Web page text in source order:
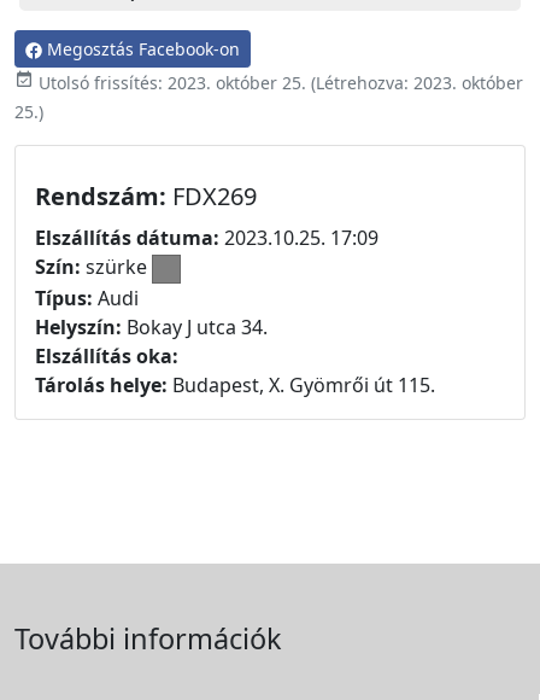
Megosztás Facebook-on
event_available Utolsó frissítés: 2023. október 25. (Létrehozva: 2023. október
25.)
Rendszám: FDX269
Elszállítás dátuma: 2023.10.25. 17:09
Szín: szürke
Típus: Audi
Helyszín: Bokay J utca 34.
Elszállítás oka:
Tárolás helye: Budapest, X. Gyömrői út 115.
További információk